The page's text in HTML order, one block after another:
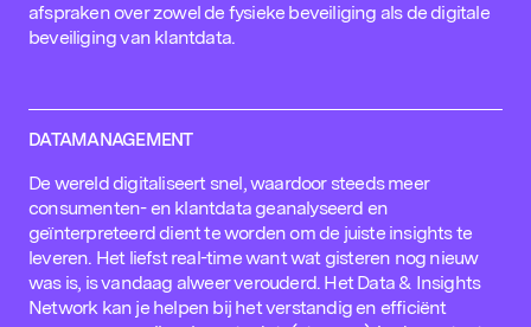
afspraken over zowel de fysieke beveiliging als de digitale
beveiliging van klantdata.
DATAMANAGEMENT
De wereld digitaliseert snel, waardoor steeds meer
consumenten- en klantdata geanalyseerd en
geïnterpreteerd dient te worden om de juiste insights te
leveren. Het liefst real-time want wat gisteren nog nieuw
was is, is vandaag alweer verouderd. Het Data & Insights
Network kan je helpen bij het verstandig en efficiënt